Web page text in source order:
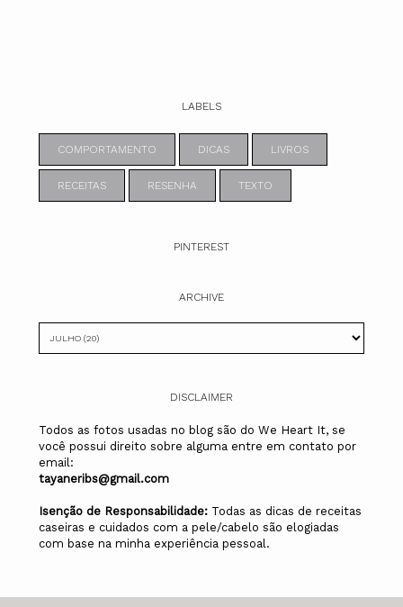
LABELS
COMPORTAMENTO DICAS LIVROS
RECEITAS RESENHA TEXTO
PINTEREST
ARCHIVE
DISCLAIMER
Todos as fotos usadas no blog são do We Heart It, se
você possui direito sobre alguma entre em contato por
email:
tayaneribs@gmail.com
Isenção de Responsabilidade: Todas as dicas de receitas
caseiras e cuidados com a pele/cabelo são elogiadas
com base na minha experiência pessoal.